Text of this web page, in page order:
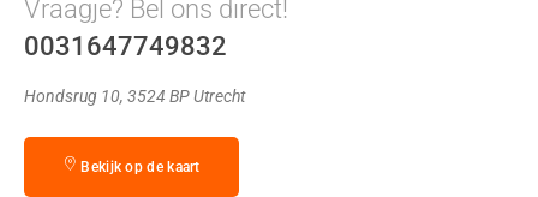
Vraagje? Bel ons direct!
0031647749832
Hondsrug 10, 3524 BP Utrecht
Bekijk op de kaart